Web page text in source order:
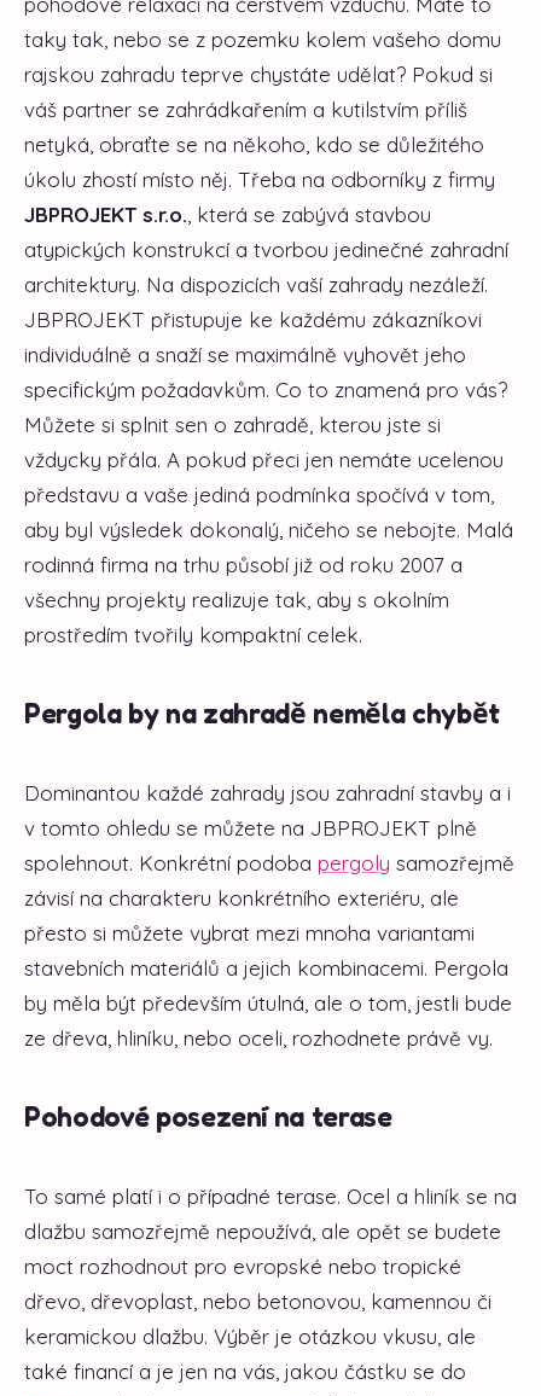
taky tak, nebo se z pozemku kolem vašeho domu
rajskou zahradu teprve chystáte udělat? Pokud si
váš partner se zahrádkařením a kutilstvím příliš
netyká, obraťte se na někoho, kdo se důležitého
úkolu zhostí místo něj. Třeba na odborníky z firmy
JBPROJEKT s.r.o. , která se zabývá stavbou
atypických konstrukcí a tvorbou jedinečné zahradní
architektury. Na dispozicích vaší zahrady nezáleží.
JBPROJEKT přistupuje ke každému zákazníkovi
individuálně a snaží se maximálně vyhovět jeho
specifickým požadavkům. Co to znamená pro vás?
Můžete si splnit sen o zahradě, kterou jste si
vždycky přála. A pokud přeci jen nemáte ucelenou
představu a vaše jediná podmínka spočívá v tom,
aby byl výsledek dokonalý, ničeho se nebojte. Malá
rodinná firma na trhu působí již od roku 2007 a
všechny projekty realizuje tak, aby s okolním
prostředím tvořily kompaktní celek.
Pergola by na zahradě neměla chybět
Dominantou každé zahrady jsou zahradní stavby a i
v tomto ohledu se můžete na JBPROJEKT plně
spolehnout. Konkrétní podoba pergoly samozřejmě
závisí na charakteru konkrétního exteriéru, ale
přesto si můžete vybrat mezi mnoha variantami
stavebních materiálů a jejich kombinacemi. Pergola
by měla být především útulná, ale o tom, jestli bude
ze dřeva, hliníku, nebo oceli, rozhodnete právě vy.
Pohodové posezení na terase
To samé platí i o případné terase. Ocel a hliník se na
dlažbu samozřejmě nepoužívá, ale opět se budete
moct rozhodnout pro evropské nebo tropické
dřevo, dřevoplast, nebo betonovou, kamennou či
keramickou dlažbu. Výběr je otázkou vkusu, ale
také financí a je jen na vás, jakou částku se do